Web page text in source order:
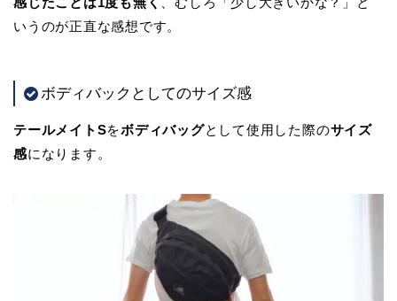
いうのが正直な感想です。
ボディバックとしてのサイズ感
テールメイトSをボディバッグとして使用した際のサイズ
感になります。